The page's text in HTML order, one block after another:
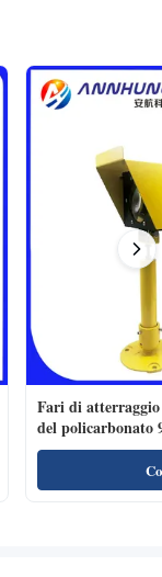
Fari di
del policarbonato